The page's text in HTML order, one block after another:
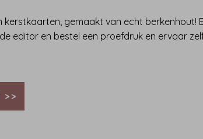
gemaakt van echt
editor en bestel een proefdruk en ervaar
>>